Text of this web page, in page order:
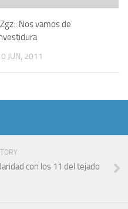
Nos vamos de
JUN, 2011
con los 11 del tejado